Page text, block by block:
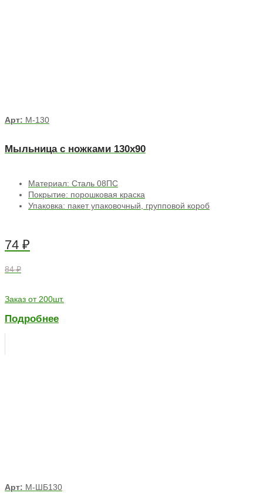
Арт: М-130
Мыльница с ножками 130х90
Материал: Сталь 08ПС
Покрытие: порошковая краска
Упаковка: пакет упаковочный, групповой короб
74 ₽
84 ₽
Заказ от 200шт.
Подробнее
Арт: М-ШБ130